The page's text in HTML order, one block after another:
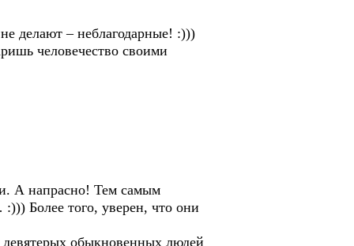
делают – неблагодарные! :)))
человечество своими
А напрасно! Тем самым
Более того, уверен, что они
девятерых обыкновенных людей